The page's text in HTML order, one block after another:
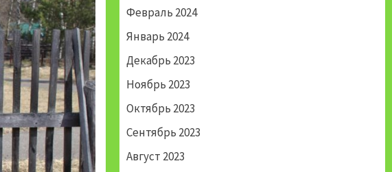
Февраль 2024
Январь 2024
Декабрь 2023
Ноябрь 2023
Октябрь 2023
Сентябрь 2023
Август 2023